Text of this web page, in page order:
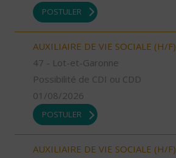
POSTULER
AUXILIAIRE DE VIE SOCIALE (H/F)
47 - Lot-et-Garonne
Possibilité de CDI ou CDD
01/08/2026
POSTULER
AUXILIAIRE DE VIE SOCIALE (H/F)